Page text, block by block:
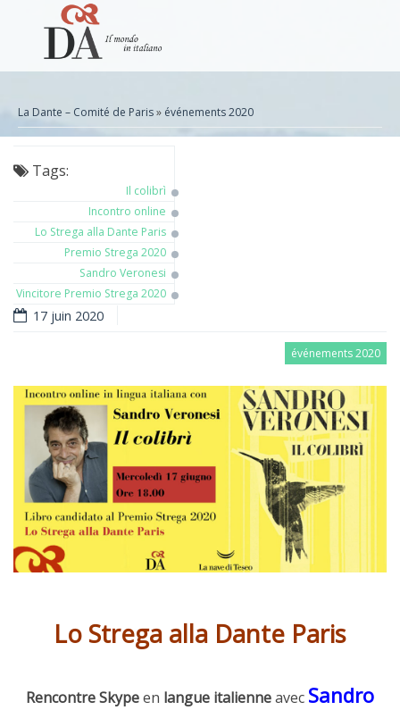
La Dante – Comité de Paris» événements 2020
Tags:
Il colibrì
Incontro online
Lo Strega alla Dante Paris
Premio Strega 2020
Sandro Veronesi
Vincitore Premio Strega 2020
17 juin 2020
événements 2020
Lo Strega alla Dante Paris
RencontreSkypeen langue italienneavec Sandro